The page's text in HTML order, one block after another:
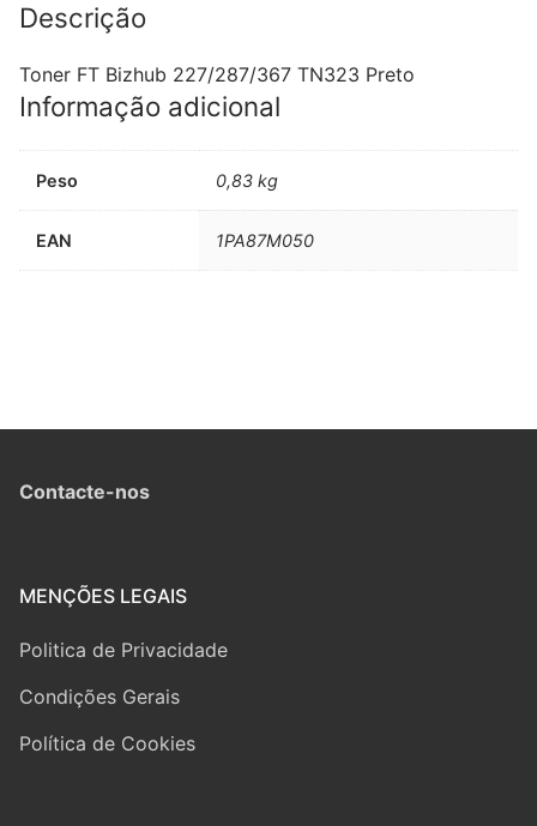
Descrição
Toner FT Bizhub 227/287/367 TN323 Preto
Informação adicional
Peso 0,83 kg
EAN 1PA87M050
Contacte-nos
MENÇÕES LEGAIS
Politica de Privacidade
Condições Gerais
Política de Cookies